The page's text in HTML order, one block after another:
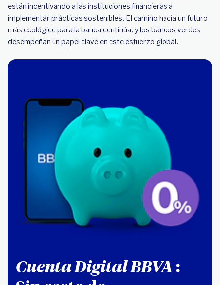
están incentivando a las instituciones financieras a
implementar prácticas sostenibles. El camino hacia un futuro
más ecológico para la banca continúa, y los bancos verdes
desempeñan un papel clave en este esfuerzo global.
Cuenta Digital BBVA: